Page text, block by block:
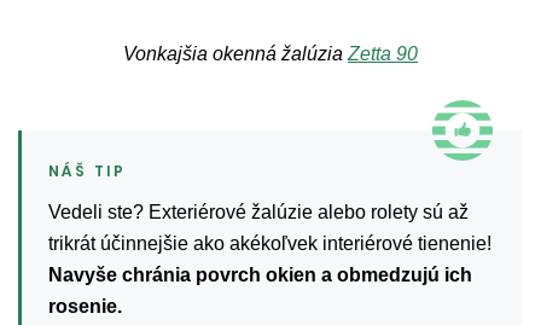
Vonkajšia okenná žalúzia Zetta 90
Vedeli ste? Exteriérové žalúzie alebo rolety sú až
trikrát účinnejšie ako akékoľvek interiérové tienenie!
Navyše chránia povrch okien a obmedzujú ich
rosenie.